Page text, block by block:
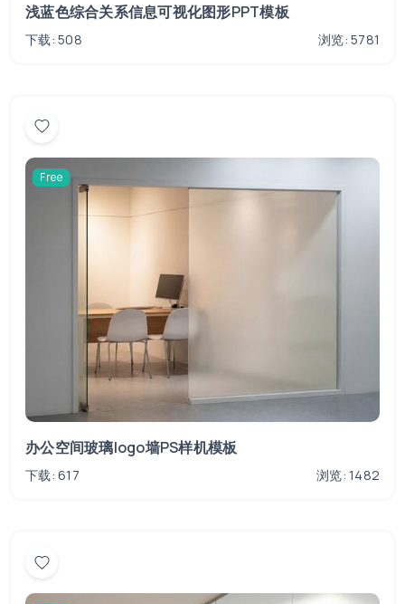
浅蓝色综合关系信息可视化图形PPT模板
下载: 508 浏览: 5781
Free
办公空间玻璃logo墙PS样机模板
下载: 617 浏览: 1482